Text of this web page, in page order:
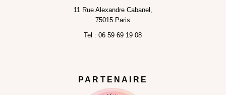
11Rue Alexandre Cabanel,
75015 Paris
Tel :06 59 69 19 08
PARTENAIRE